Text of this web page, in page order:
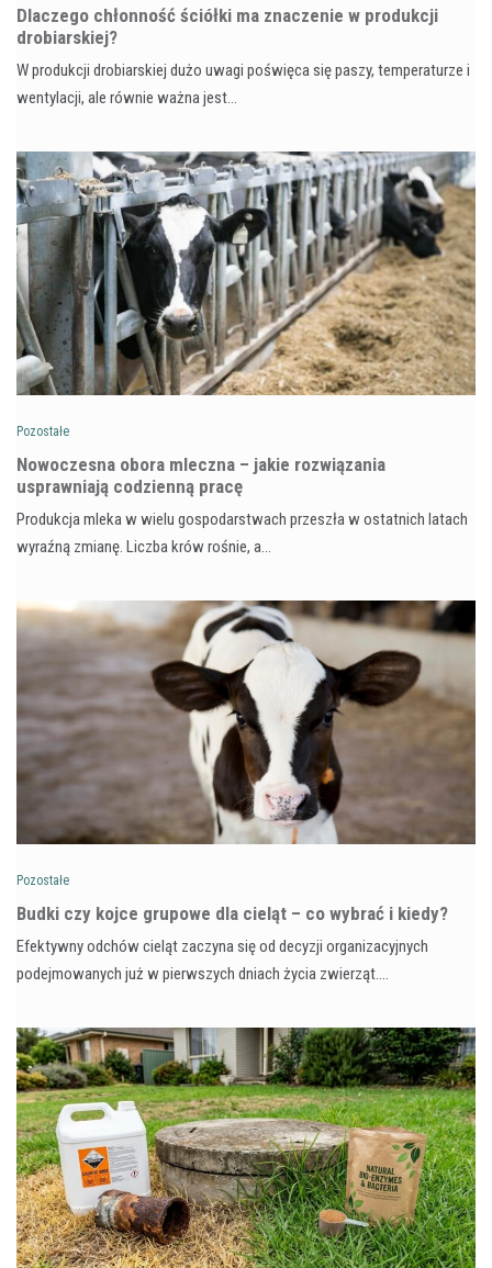
Dlaczego chłonność ściółki ma znaczenie w produkcji
drobiarskiej?
W produkcji drobiarskiej dużo uwagi poświęca się paszy, temperaturze i
wentylacji, ale równie ważna jest…
Pozostałe
Nowoczesna obora mleczna – jakie rozwiązania
usprawniają codzienną pracę
Produkcja mleka w wielu gospodarstwach przeszła w ostatnich latach
wyraźną zmianę. Liczba krów rośnie, a…
Pozostałe
Budki czy kojce grupowe dla cieląt – co wybrać i kiedy?
Efektywny odchów cieląt zaczyna się od decyzji organizacyjnych
podejmowanych już w pierwszych dniach życia zwierząt.…